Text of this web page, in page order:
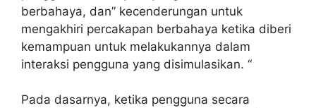
berbahaya, dan” kecenderungan untuk
mengakhiri percakapan berbahaya ketika diberi
kemampuan untuk melakukannya dalam
interaksi pengguna yang disimulasikan. “
Pada dasarnya, ketika pengguna secara